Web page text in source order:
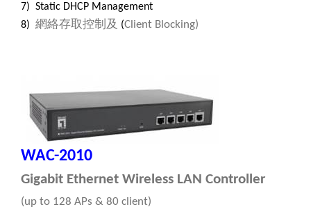
7) Static DHCP Management
8) 網絡存取控制及 (Client Blocking)
WAC-2010
Gigabit Ethernet Wireless LAN Controller
(up to 128 APs & 80 client)